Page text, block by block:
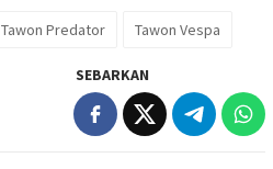
Tawon Predator Tawon Vespa
SEBARKAN